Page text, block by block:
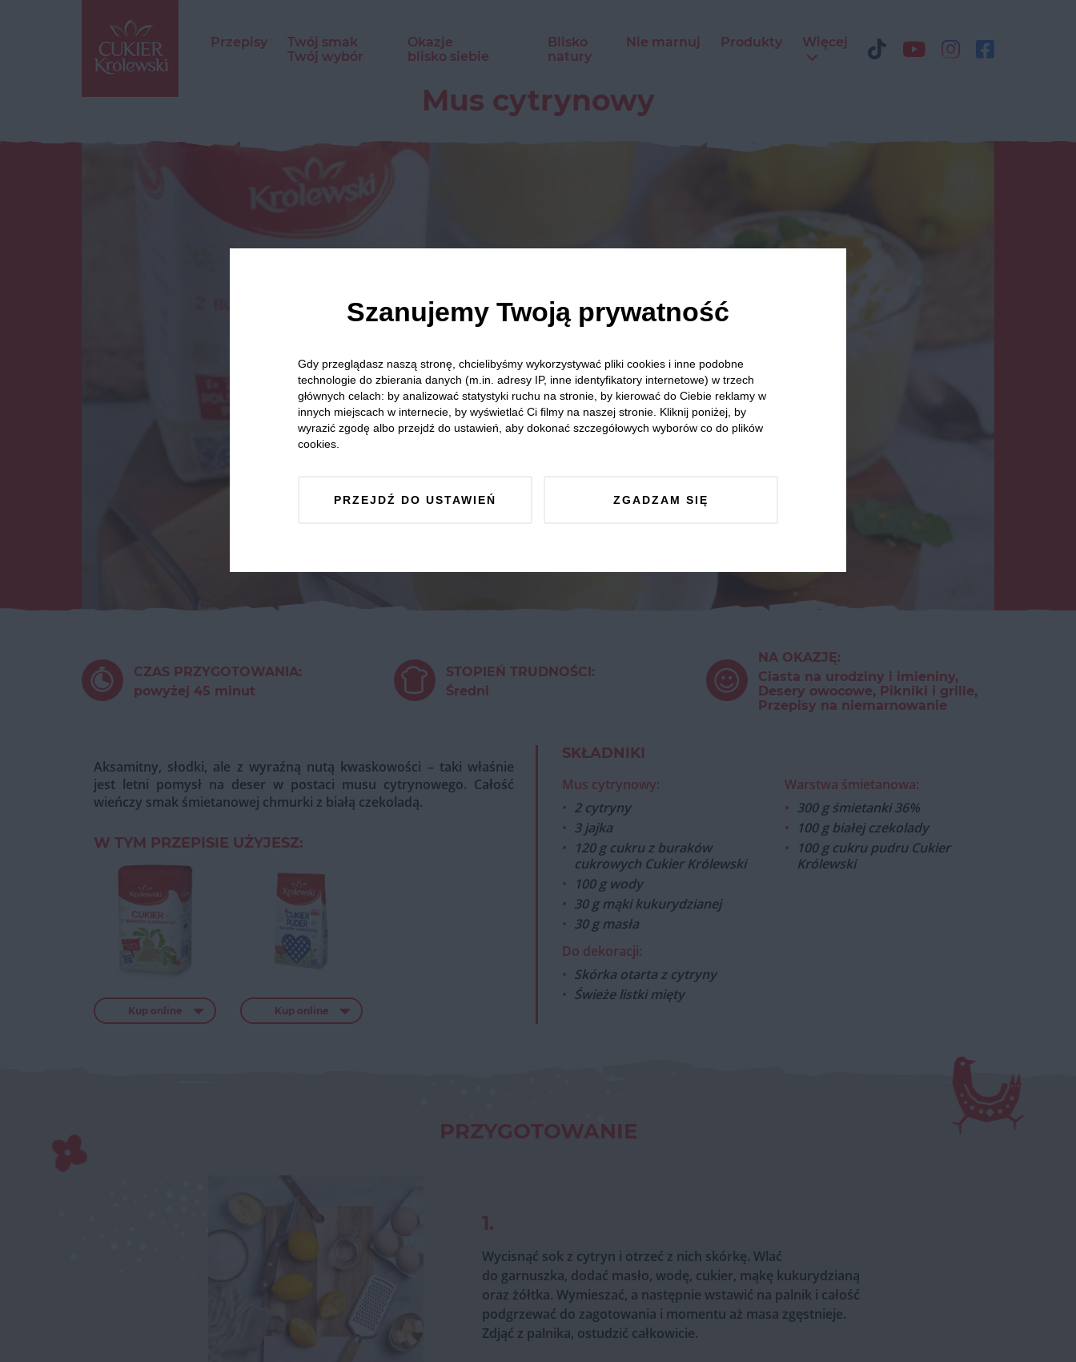
Przepisy
Twój smak
Twój wybór
Okazje
blisko siebie
Blisko
natury
Nie marnuj Produkty Więcej
Mus cytrynowy
CZAS PRZYGOTOWANIA:
powyżej 45 minut
STOPIEŃ TRUDNOŚCI:
Średni
NA OKAZJĘ:
Ciasta na urodziny i imieniny,
Desery owocowe, Pikniki i grille,
Przepisy na niemarnowanie
Aksamitny, słodki, ale z wyraźną nutą kwaskowości – taki właśnie
jest letni pomysł na deser w postaci musu cytrynowego. Całość
wieńczy smak śmietanowej chmurki z białą czekoladą.
W TYM PRZEPISIE UŻYJESZ:
Kup online Kup online
SKŁADNIKI
Mus cytrynowy:
2 cytryny
3 jajka
120 g cukru z buraków
cukrowych Cukier Królewski
100 g wody
30 g mąki kukurydzianej
30 g masła
Warstwa śmietanowa:
300 g śmietanki 36%
100 g białej czekolady
100 g cukru pudru Cukier
Królewski
Do dekoracji:
Skórka otarta z cytryny
Świeże listki mięty
PRZYGOTOWANIE
1.
Wycisnąć sok z cytryn i otrzeć z nich skórkę. Wlać
do garnuszka, dodać masło, wodę, cukier, mąkę kukurydzianą
oraz żółtka. Wymieszać, a następnie wstawić na palnik i całość
podgrzewać do zagotowania i momentu aż masa zgęstnieje.
Zdjąć z palnika, ostudzić całkowicie.
Szanujemy Twoją prywatność
Gdy przeglądasz naszą stronę, chcielibyśmy wykorzystywać pliki cookies i inne podobne
technologie do zbierania danych (m.in. adresy IP, inne identyfikatory internetowe) w trzech
głównych celach: by analizować statystyki ruchu na stronie, by kierować do Ciebie reklamy w
innych miejscach w internecie, by wyświetlać Ci filmy na naszej stronie. Kliknij poniżej, by
wyrazić zgodę albo przejdź do ustawień, aby dokonać szczegółowych wyborów co do plików
cookies.
PRZEJDŹ DO USTAWIEŃ ZGADZAM SIĘ